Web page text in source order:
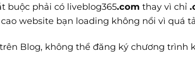
buộc phải có liveblog365.com thay vì chỉ
website bạn loading không nổi vì quá
Blog, không thể đăng ký chương trình